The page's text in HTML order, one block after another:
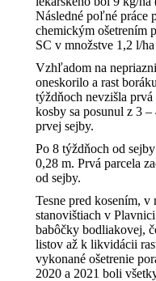
Následné poľné práce
chemickým ošetrením
SC v množstve 1,2 l/
Vzhľadom na
oneskorilo a rast
týždňoch nevzišla
kosby sa posunul z 3
prvej sejby.
Po 8 týždňoch od
0,28 m. Prvá parcela
od sejby.
Tesne pred kosením, v
stanovištiach v
babôčky bodliakovej,
listov až k likvidácii
vykonané ošetrenie
2020 a 2021 boli